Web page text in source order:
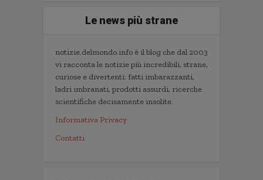
Le news più strane
notizie.delmondo.info è il blog che dal 2003
vi racconta le notizie più incredibili, strane,
curiose e divertenti: fatti imbarazzanti,
ladri imbranati, prodotti assurdi, ricerche
scientifiche decisamente insolite.
Informativa Privacy
Contatti